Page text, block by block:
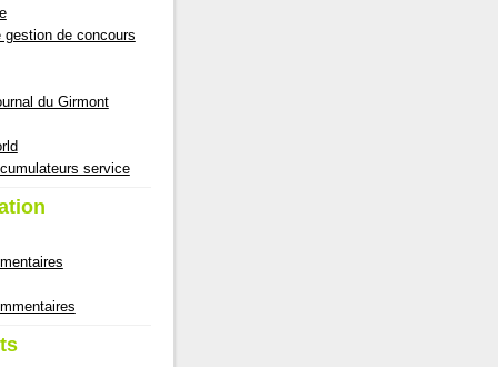
gestion de concours
du Girmont
service